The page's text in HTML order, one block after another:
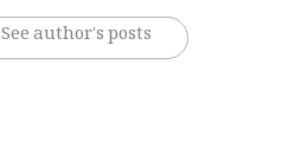
See author's posts